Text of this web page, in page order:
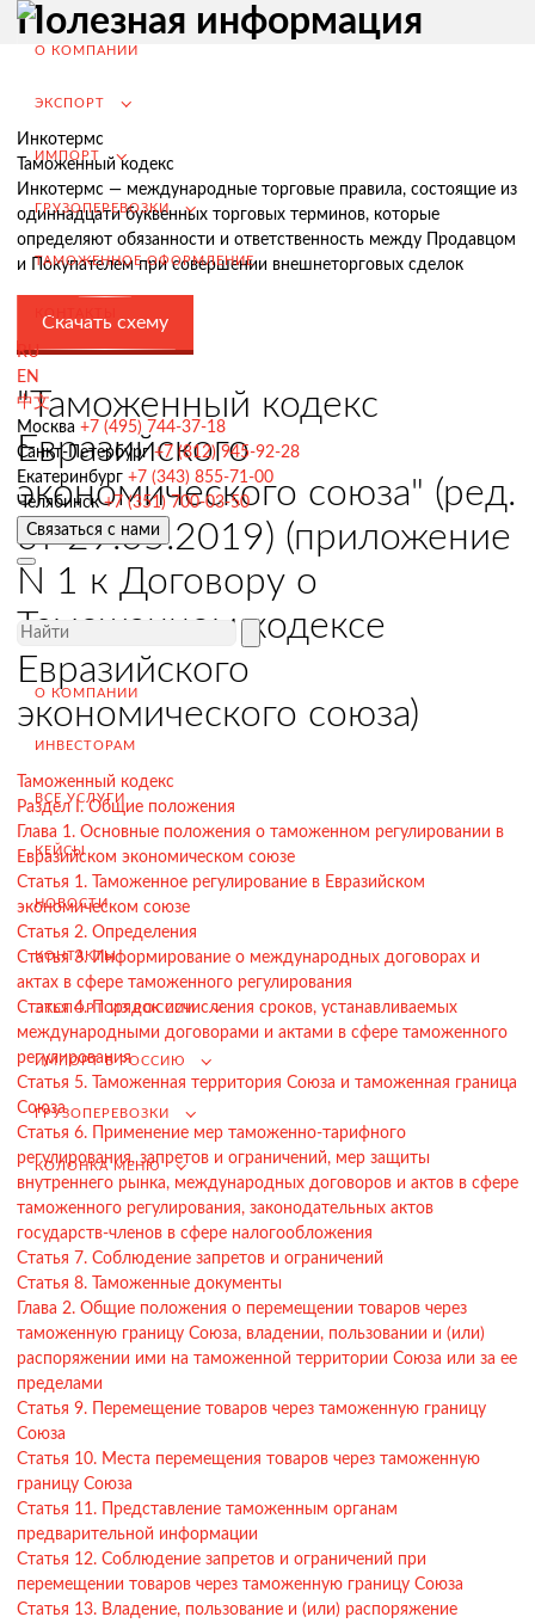
О КОМПАНИИ
ЭКСПОРТ
ИМПОРТ
ГРУЗОПЕРЕВОЗКИ
ТАМОЖЕННОЕ ОФОРМЛЕНИЕ
КОНТАКТЫ
RU
EN
中文
Москва +7 (495) 744-37-18
Санкт-Петербург +7 (812) 945-92-28
Екатеринбург +7 (343) 855-71-00
Челябинск +7 (351) 700-03-50
Связаться с нами
О КОМПАНИИ
ИНВЕСТОРАМ
ВСЕ УСЛУГИ
КЕЙСЫ
НОВОСТИ
КОНТАКТЫ
ЭКСПОРТ ИЗ РОССИИ
ИМПОРТ В РОССИЮ
ГРУЗОПЕРЕВОЗКИ
КОЛОНКА МЕНЮ
Экспорт из России
Заключение контрактов и согласование условий поставки
Таможенное оформление и разрешительная документация
Доставка товара иностранному покупателю
Завершение сделки
Возмещение НДС при Экспорте
Продвижение на внешние рынки
Подбор поставщиков в России
(для иностранных компаний)
Импорт в Россию
Импорт из Китая
Заключение контрактов и согласование условий поставки
Таможенное оформление и разрешительная документация
Доставка товара российскому покупателю
Завершение сделки
Возмещение НДС при Импорте
Подбор иностранных поставщиков
(для иностранных компаний)
.
Грузоперевозки
Грузоперевозки из Китая
Международные перевозки
Автомобильные перевозки
Контейнерные перевозки
Железнодорожные перевозки
Морские и речные перевозки
Авиадоставка
Полезная информация
Инкотермс
Таможенный кодекс
Инкотермс — международные торговые правила, состоящие из
одиннадцати буквенных торговых терминов, которые
определяют обязанности и ответственность между Продавцом
и Покупателем при совершении внешнеторговых сделок
Скачать схему
"Таможенный кодекс
Евразийского
экономического союза" (ред.
от 29.05.2019) (приложение
N 1 к Договору о
Таможенном кодексе
Евразийского
экономического союза)
Таможенный кодекс
Раздел I. Общие положения
Глава 1. Основные положения о таможенном регулировании в
Евразийском экономическом союзе
Статья 1. Таможенное регулирование в Евразийском
экономическом союзе
Статья 2. Определения
Статья 3. Информирование о международных договорах и
актах в сфере таможенного регулирования
Статья 4. Порядок исчисления сроков, устанавливаемых
международными договорами и актами в сфере таможенного
регулирования
Статья 5. Таможенная территория Союза и таможенная граница
Союза
Статья 6. Применение мер таможенно-тарифного
регулирования, запретов и ограничений, мер защиты
внутреннего рынка, международных договоров и актов в сфере
таможенного регулирования, законодательных актов
государств-членов в сфере налогообложения
Статья 7. Соблюдение запретов и ограничений
Статья 8. Таможенные документы
Глава 2. Общие положения о перемещении товаров через
таможенную границу Союза, владении, пользовании и (или)
распоряжении ими на таможенной территории Союза или за ее
пределами
Статья 9. Перемещение товаров через таможенную границу
Союза
Статья 10. Места перемещения товаров через таможенную
границу Союза
Статья 11. Представление таможенным органам
предварительной информации
Статья 12. Соблюдение запретов и ограничений при
перемещении товаров через таможенную границу Союза
Статья 13. Владение, пользование и (или) распоряжение